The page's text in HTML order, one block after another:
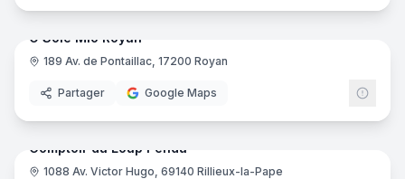
O Sole Mio Royan
189 Av. de Pontaillac, 17200 Royan
Partager Google Maps
Comptoir du Loup Pendu
1088 Av. Victor Hugo, 69140 Rillieux-la-Pape